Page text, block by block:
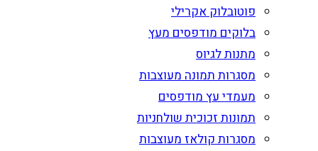
פוטובלוק אקרילי
בלוקים מודפסים מעץ
מתנות לגיוס
מסגרות תמונה מעוצבות
מעמדי עץ מודפסים
תמונות זכוכית שולחניות
מסגרות קולאז מעוצבות